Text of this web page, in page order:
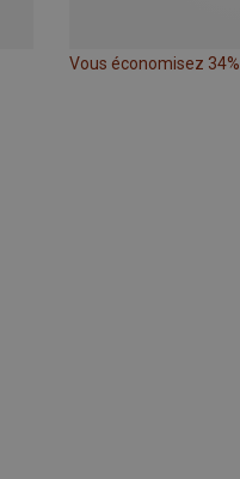
Vous économisez 34%